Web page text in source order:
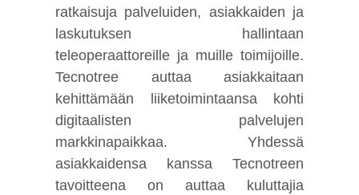
ratkaisuja palveluiden, asiakkaiden ja
laskutuksen hallintaan
teleoperaattoreille ja muille toimijoille.
Tecnotree auttaa asiakkaitaan
kehittämään liiketoimintaansa kohti
digitaalisten palvelujen
markkinapaikkaa. Yhdessä
asiakkaidensa kanssa Tecnotreen
tavoitteena on auttaa kuluttajia